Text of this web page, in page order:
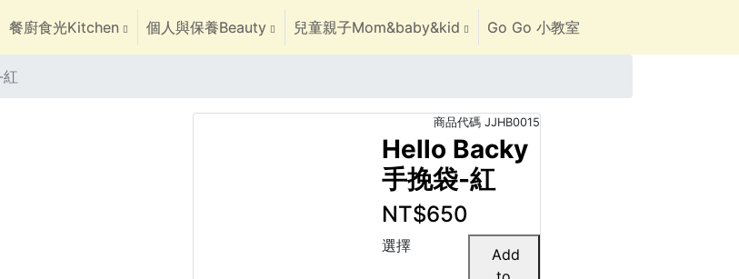
餐廚食光Kitchen 個人與保養Beauty 兒童親子Mom&baby&kid Go Go 小教室
商品代碼 JJHB0015
Hello Backy
手挽袋-紅
NT$650
選擇